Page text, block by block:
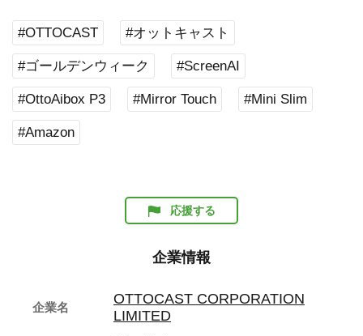
#OTTOCAST #オットキャスト
#ゴールデンウィーク #ScreenAI
#OttoAibox P3 #Mirror Touch #Mini Slim
#Amazon
応援する
企業情報
企業名
OTTOCAST CORPORATION
LIMITED